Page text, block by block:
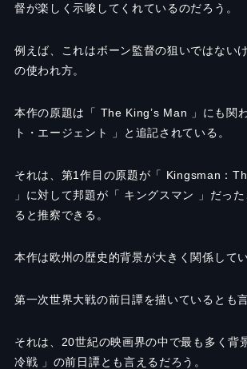
督が楽しく示唆してくれているのだろう。
例えば、これはボーン監督の狙いではない
の使われ方。
本作の原題は「 The King’s Man
」にも関
ト・エージェント
」と追記されている。
それは、第1作目の原題が「 Kingsman：
」に対して邦題が「 キングスマン
」だっ
ると推察できる。
本作は欧州の歴史的背景が大きく関係してい
第一次世界大戦の前日譚を描いているとも言
それは、20世紀の映画界の中で最も多く背
冷戦
」の前日譚とも言えるだろう。